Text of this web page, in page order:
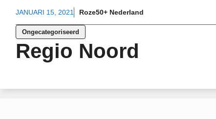
JANUARI 15, 2021 Roze50+ Nederland
Ongecategoriseerd
Regio Noord